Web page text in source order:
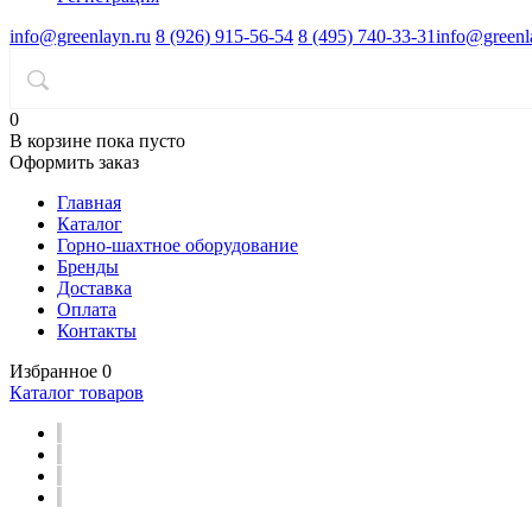
info@greenlayn.ru 8 (926) 915-56-54 8 (495) 740-33-31
0
В корзине пока пусто
Оформить заказ
Главная
Каталог
Горно-шахтное оборудование
Бренды
Доставка
Оплата
Контакты
Избранное 0
Каталог товаров